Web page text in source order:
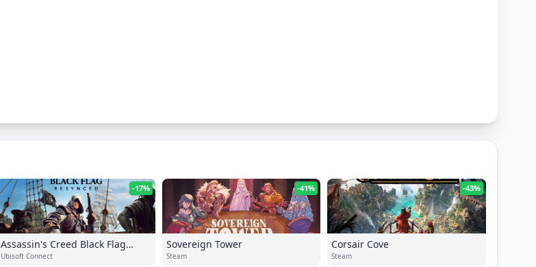
-17%
Assassin's Creed Black Flag
Resynced
Ubisoft Connect
-41%
Sovereign Tower
Steam
-43%
Corsair Cove
Steam